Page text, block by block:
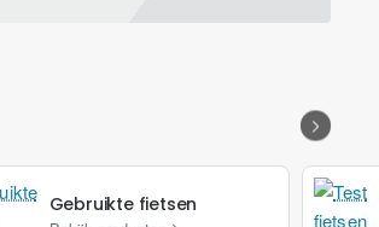
Gebruikte fietsen